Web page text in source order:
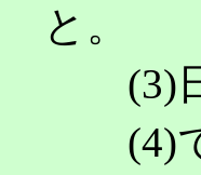
と。
(3)日
(4)で